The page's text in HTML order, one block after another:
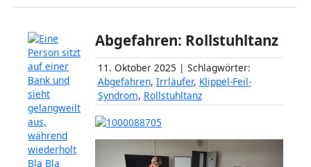
Abgefahren: Rollstuhltanz
11. Oktober 2025 | Schlagwörter:
Abgefahren, Irrläufer, Klippel-Feil-
Syndrom, Rollstuhltanz